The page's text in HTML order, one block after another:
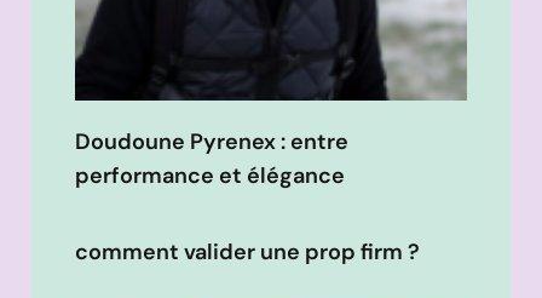
Doudoune Pyrenex : entre
performance et élégance
comment valider une prop firm ?